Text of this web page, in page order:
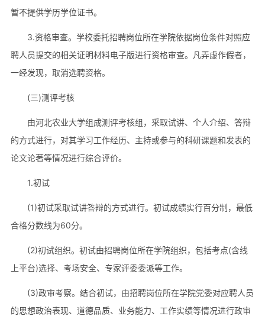
暂不提供学历学位证书。
3.资格审查。学校委托招聘岗位所在学院依据岗位条件对照应
聘人员提交的相关证明材料电子版进行资格审查。凡弄虚作假者，
一经发现，取消选聘资格。
(三)测评考核
由河北农业大学组成测评考核组，采取试讲、个人介绍、答辩
的方式进行，对其学习工作经历、主持或参与的科研课题和发表的
论文论著等情况进行综合评价。
1.初试
(1)初试采取试讲答辩的方式进行。初试成绩实行百分制，最低
合格分数线为60分。
(2)初试组织。初试由招聘岗位所在学院组织，包括考点(含线
上平台)选择、考场安全、专家评委委派等工作。
(3)政审考察。结合初试，由招聘岗位所在学院党委对应聘人员
的思想政治表现、道德品质、业务能力、工作实绩等情况进行政审